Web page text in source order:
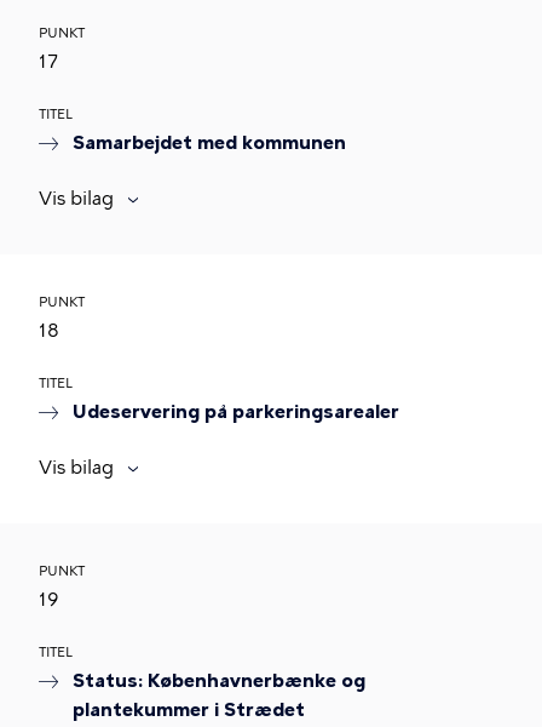
PUNKT
17
TITEL
Samarbejdet med kommunen
Vis bilag
PUNKT
18
TITEL
Udeservering på parkeringsarealer
Vis bilag
PUNKT
19
TITEL
Status: Københavnerbænke og
plantekummer i Strædet